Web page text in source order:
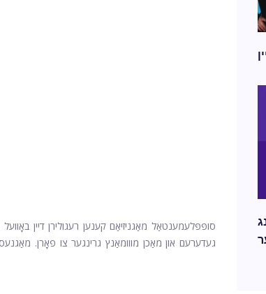
סופּפּלעמענטאַל מאַגניזיאַם קענען רעגולירן דיין באָוועל
געדערעם און מאַכן מווומאַנץ גרינגער צו פאָרן.